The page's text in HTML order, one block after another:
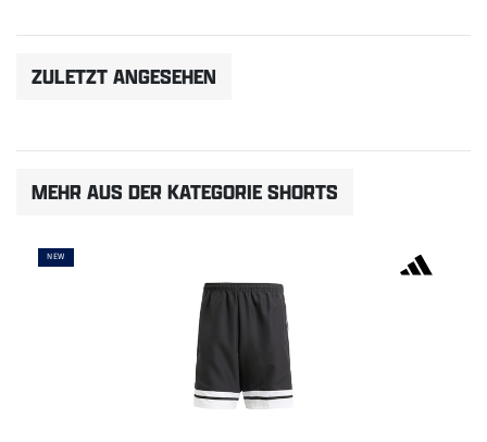
ZULETZT ANGESEHEN
MEHR AUS DER KATEGORIE SHORTS
NEW